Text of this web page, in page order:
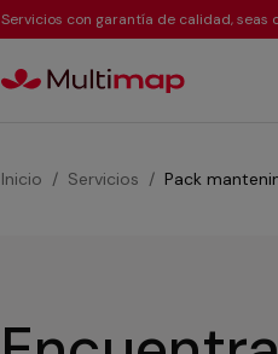
Servicios con garantía de calidad, seas
Inicio Servicios Pack